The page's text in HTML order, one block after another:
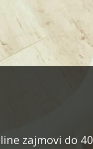
zajmovi do